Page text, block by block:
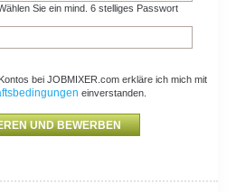
Sie ein mind. 6 stelliges Passwort
bei JOBMIXER.com erkläre ich mich mit
einverstanden.